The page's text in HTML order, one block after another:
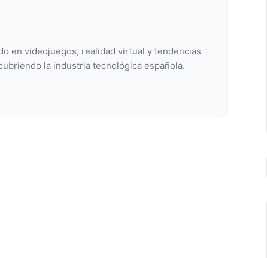
en videojuegos, realidad virtual y tendencias
la industria tecnológica española.